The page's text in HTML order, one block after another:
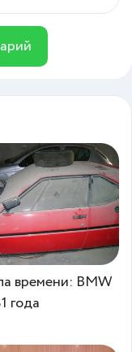
времени: BMW
года